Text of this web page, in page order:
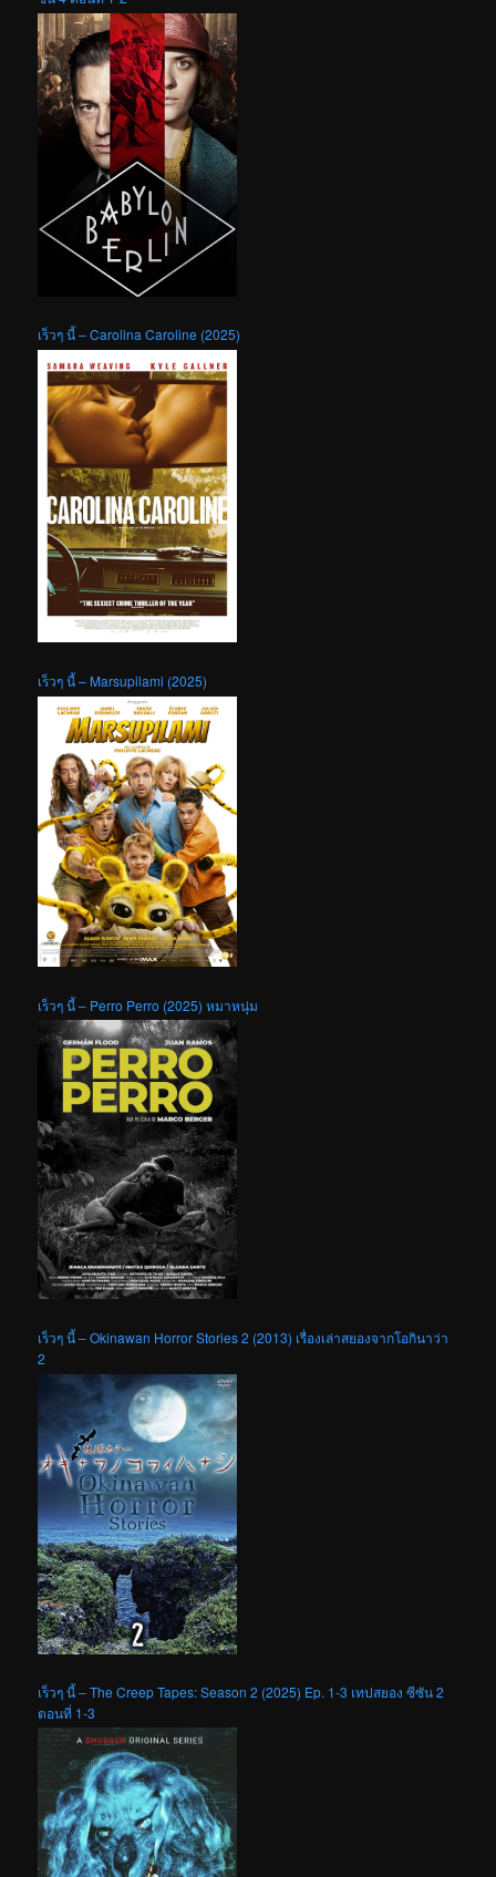
เร็วๆ นี้ – Carolina Caroline (2025)
เร็วๆ นี้ – Marsupilami (2025)
เร็วๆ นี้ – Perro Perro (2025) หมาหนุ่ม
เร็วๆ นี้ – Okinawan Horror Stories 2 (2013) เรื่องเล่าสยองจากโอกินาว่า
2
เร็วๆ นี้ – The Creep Tapes: Season 2 (2025) Ep. 1-3 เทปสยอง ซีซัน 2
ตอนที่ 1-3